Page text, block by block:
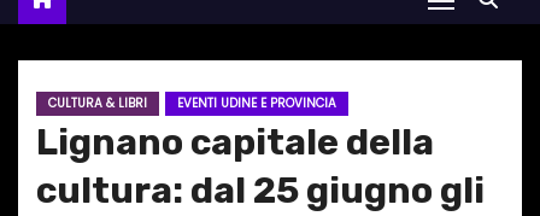
CULTURA & LIBRI EVENTI UDINE E PROVINCIA
Lignano capitale della
cultura: dal 25 giugno gli